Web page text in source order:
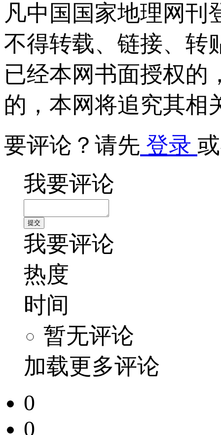
凡中国国家地理网刊
不得转载、链接、转
已经本网书面授权的
的，本网将追究其相
要评论？请先 登录
我要评论
我要评论
热度
时间
暂无评论
加载更多评论
0
0